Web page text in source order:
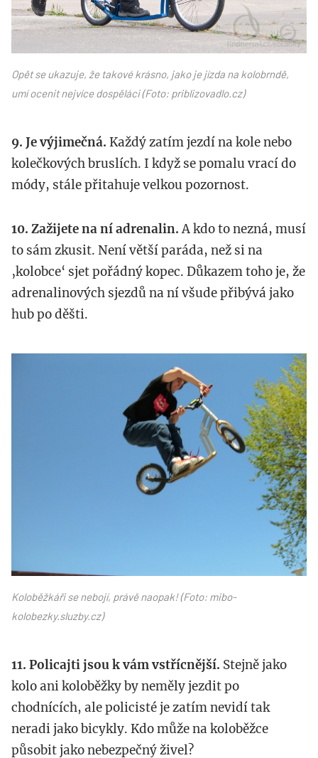
Opět se ukazuje, že takové krásno, jako je jízda na kolobrndě,
umí ocenit nejvíce dospěláci (Foto: priblizovadlo.cz)
9. Je výjimečná. Každý zatím jezdí na kole nebo
kolečkových bruslích. I když se pomalu vrací do
módy, stále přitahuje velkou pozornost.
10. Zažijete na ní adrenalin.A kdo to nezná, musí
to sám zkusit. Není větší paráda, než si na
‚kolobce‘ sjet pořádný kopec. Důkazem toho je, že
adrenalinových sjezdů na ní všude přibývá jako
hub po děšti.
kolobezky_sluzby_cz.jpg
Koloběžkáři se nebojí, právě naopak! (Foto: mibo-
kolobezky.sluzby.cz)
11. Policajti jsou k vám vstřícnější. Stejně jako
kolo ani koloběžky by neměly jezdit po
chodnících, ale policisté je zatím nevidí tak
neradi jako bicykly. Kdo může na koloběžce
působit jako nebezpečný živel?